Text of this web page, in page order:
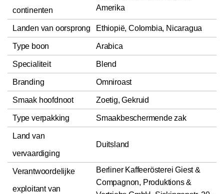
continenten
Amerika
Landen van oorsprong Ethiopië, Colombia, Nicaragua
Type boon Arabica
Specialiteit Blend
Branding Omniroast
Smaak hoofdnoot Zoetig, Gekruid
Type verpakking Smaakbeschermende zak
Land van
vervaardiging
Duitsland
Verantwoordelijke
exploitant van
Berliner Kaffeerösterei Giest &
Compagnon, Produktions &